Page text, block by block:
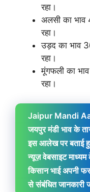
रहा।
अलसी का
रहा।
उड़द का भाव
रहा।
मूंगफली का
रहा।
Jaipur Mandi
जयपुर मंडी भाव के
इस आलेख पर बताई हुई
न्यूज़ वेबसाइट माध्यम
किसान भाई अपनी
से संबंधित जानकारी